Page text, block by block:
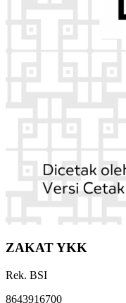
Rek. BSI
8643916700
a.n. Zakat YKK